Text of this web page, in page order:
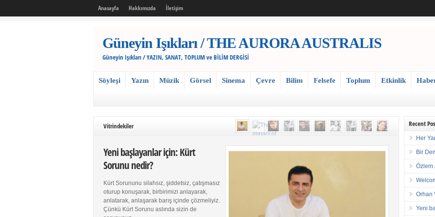
Anasayfa Hakkımızda İletişim
Güneyin Işıkları / THE AURORA AUSTRALIS
Güneyin Işıkları / YAZIN, SANAT, TOPLUM ve BİLİM DERGİSİ
Söyleşi Yazın Müzik Görsel Sinema Çevre Bilim Felsefe Toplum Etkinlik
Vitrindekiler
Yeni başlayanlar için: Kürt
Sorunu nedir?
Kürt Sorununu silahsız, şiddetsiz, çatışmasız
oturup konuşarak, birbirimizi anlayarak,
anlatarak, anlaşarak barış içinde çözmeliyiz.
Çünkü Kürt Sorunu aslında sizin de
Recent
Her
Bir
Özlem
Orhan
Yeni